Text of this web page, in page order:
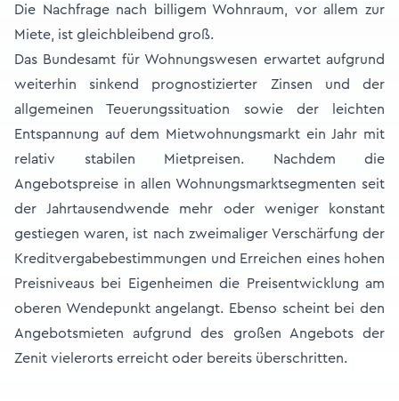
Die Nachfrage nach billigem Wohnraum, vor allem zur
Miete, ist gleichbleibend groß.
Das Bundesamt für Wohnungswesen erwartet aufgrund
weiterhin sinkend prognostizierter Zinsen und der
allgemeinen Teuerungssituation sowie der leichten
Entspannung auf dem Mietwohnungsmarkt ein Jahr mit
relativ stabilen Mietpreisen. Nachdem die
Angebotspreise in allen Wohnungsmarktsegmenten seit
der Jahrtausendwende mehr oder weniger konstant
gestiegen waren, ist nach zweimaliger Verschärfung der
Kreditvergabebestimmungen und Erreichen eines hohen
Preisniveaus bei Eigenheimen die Preisentwicklung am
oberen Wendepunkt angelangt. Ebenso scheint bei den
Angebotsmieten aufgrund des großen Angebots der
Zenit vielerorts erreicht oder bereits überschritten.